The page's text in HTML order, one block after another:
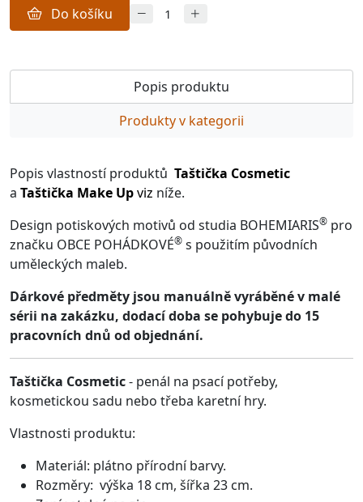
Do košíku
Popis produktu
Produkty v kategorii
Popis vlastností produktů Taštička Cosmetic
a Taštička Make Upviz níže.
Design potiskových motivů od studia BOHEMIARIS® pro
značku OBCE POHÁDKOVÉ® s použitím původních
uměleckých maleb.
Dárkové předměty jsou manuálně vyráběné v malé
sérii na zakázku, dodací doba se pohybuje do 15
pracovních dnů od objednání.
Taštička Cosmetic- penál na psací potřeby,
kosmetickou sadu nebo třeba karetní hry.
Vlastnosti produktu:
Materiál: plátno přírodní barvy.
Rozměry: výška 18 cm, šířka 23 cm.